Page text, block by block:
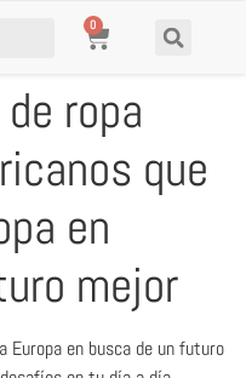
0
ropa
que
en
mejor
Europa en busca de un futuro